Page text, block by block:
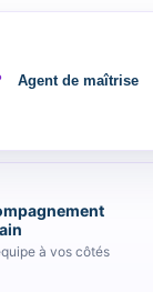
Agent de maîtrise
à vos côtés